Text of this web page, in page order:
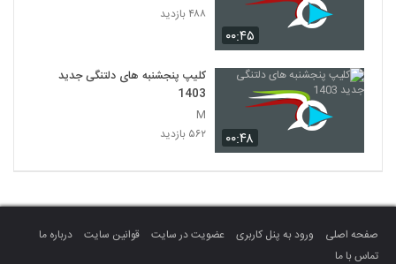
۰۰:۴۵
۴۸۸ بازدید
۰۰:۴۸
کلیپ پنجشنبه های دلتنگی جدید
1403
M
۵۶۲ بازدید
صفحه اصلی ورود به پنل کاربری عضویت در سایت قوانین سایت
درباره ما
تماس با ما